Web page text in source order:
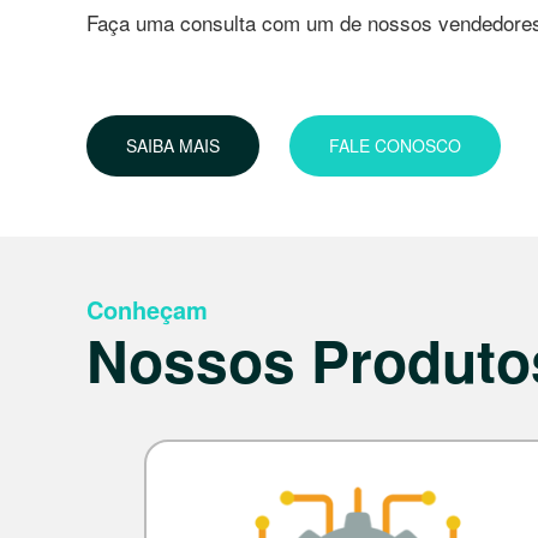
Faça uma consulta com um de nossos
SAIBA MAIS FALE CONOSCO
Conheçam
Nossos